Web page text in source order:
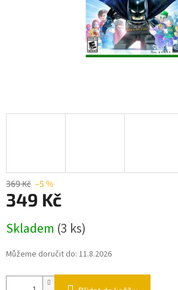
369 Kč –5 %
349 Kč
cena:
Skladem (3 ks)
Můžeme doručit do: 11.8.2026